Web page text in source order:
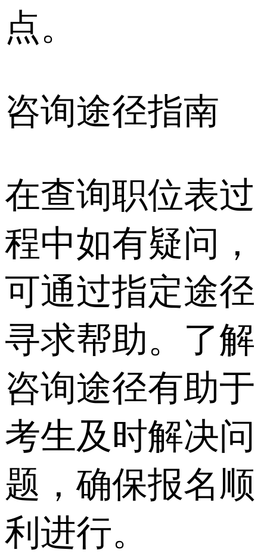
点。
咨询途径指南
在查询职位表过
程中如有疑问，
可通过指定途径
寻求帮助。了解
咨询途径有助于
考生及时解决问
题，确保报名顺
利进行。